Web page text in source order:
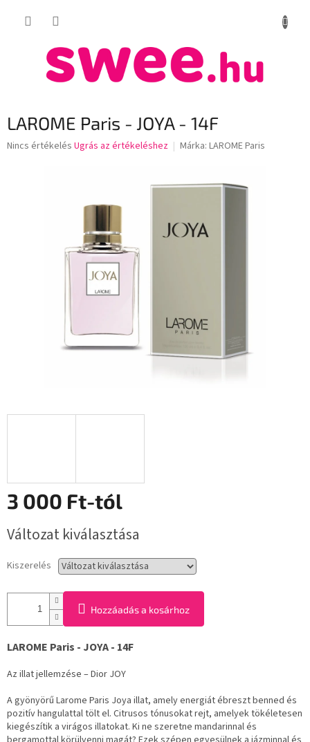
KOSÁR
LAROME Paris - JOYA - 14F
A
Nincs értékelés Ugrás az értékeléshez Márka: LAROME Paris
3 000 Ft-tól
Változat kiválasztása
Kiszerelés
Hozzáadás a kosárhoz
LAROME Paris - JOYA - 14F
Az illat jellemzése – Dior JOY
A gyönyörű Larome Paris Joya illat, amely energiát ébreszt benned és
pozitív hangulattal tölt el. Citrusos tónusokat rejt, amelyek tökéletesen
kiegészítik a virágos illatokat. Ki ne szeretne mandarinnal és